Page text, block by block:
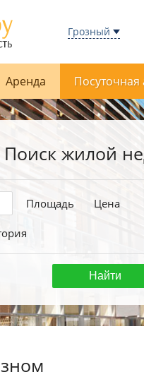
Грозный
Аренда Посуточная
Поиск жилой
Площадь Цена